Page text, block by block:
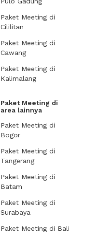
Paket Meeting di
Cililitan
Paket Meeting di
Cawang
Paket Meeting di
Kalimalang
Paket Meeting di
area lainnya
Paket Meeting di
Bogor
Paket Meeting di
Tangerang
Paket Meeting di
Batam
Paket Meeting di
Surabaya
Paket Meeting di Bali